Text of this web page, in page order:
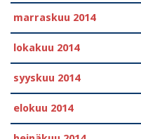
marraskuu 2014
lokakuu 2014
syyskuu 2014
elokuu 2014